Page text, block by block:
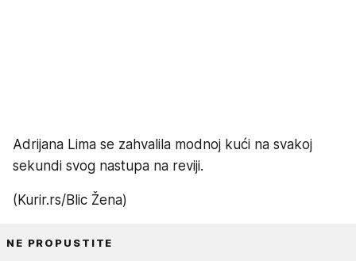
Adrijana Lima se zahvalila modnoj kući na svakoj
sekundi svog nastupa na reviji.
(Kurir.rs/Blic Žena)
NE PROPUSTITE